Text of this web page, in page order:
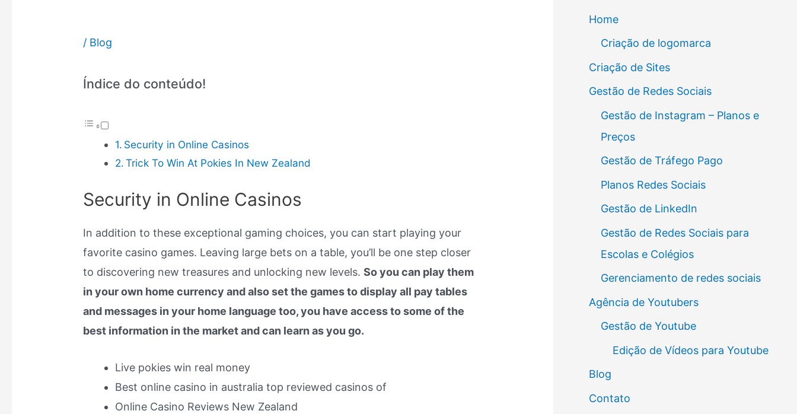
/ Blog
Índice do conteúdo!
Security in Online Casinos
Trick To Win At Pokies In New Zealand
Security in Online Casinos
In addition to these exceptional gaming choices, you can start playing your
favorite casino games. Leaving large bets on a table, you’ll be one step closer
to discovering new treasures and unlocking new levels.So you can play them
in your own home currency and also set the games to display all pay tables
and messages in your home language too, you have access to some of the
best information in the market and can learn as you go.
Live pokies win real money
Best online casino in australia top reviewed casinos of
Online Casino Reviews New Zealand
Home
Criação de logomarca
Criação de Sites
Gestão de Redes Sociais
Gestão de Instagram – Planos e
Preços
Gestão de Tráfego Pago
Planos Redes Sociais
Gestão de LinkedIn
Gestão de Redes Sociais para
Escolas e Colégios
Gerenciamento de redes sociais
Agência de Youtubers
Gestão de Youtube
Edição de Vídeos para Youtube
Blog
Contato